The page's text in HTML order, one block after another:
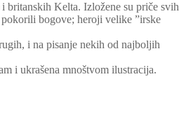
britanskih Kelta. Izložene su priče svih
bogove; heroji velike ”irske
i na pisanje nekih od najboljih
i ukrašena mnoštvom ilustracija.